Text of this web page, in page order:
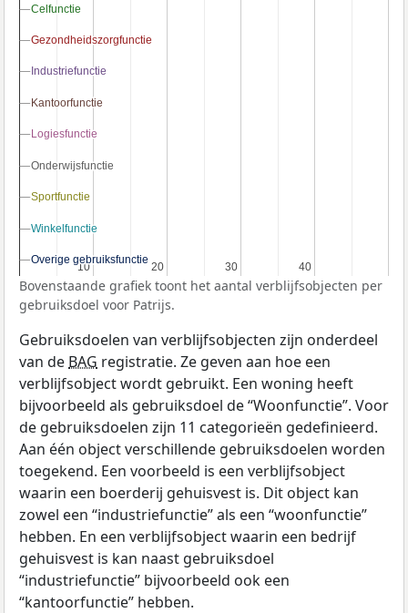
10
10 20
20 30
30 40
40
Celfunctie
Celfunctie
Gezondheidszorgfunctie
Gezondheidszorgfunctie
Industriefunctie
Industriefunctie
Kantoorfunctie
Kantoorfunctie
Logiesfunctie
Logiesfunctie
Onderwijsfunctie
Onderwijsfunctie
Sportfunctie
Sportfunctie
Winkelfunctie
Winkelfunctie
Overige gebruiksfunctie
Overige gebruiksfunctie
Bovenstaande grafiek toont het aantal verblijfsobjecten per
gebruiksdoel voor Patrijs.
Gebruiksdoelen van verblijfsobjecten zijn onderdeel
van de BAG registratie. Ze geven aan hoe een
verblijfsobject wordt gebruikt. Een woning heeft
bijvoorbeeld als gebruiksdoel de “Woonfunctie”. Voor
de gebruiksdoelen zijn 11 categorieën gedefinieerd.
Aan één object verschillende gebruiksdoelen worden
toegekend. Een voorbeeld is een verblijfsobject
waarin een boerderij gehuisvest is. Dit object kan
zowel een “industriefunctie” als een “woonfunctie”
hebben. En een verblijfsobject waarin een bedrijf
gehuisvest is kan naast gebruiksdoel
“industriefunctie” bijvoorbeeld ook een
“kantoorfunctie” hebben.